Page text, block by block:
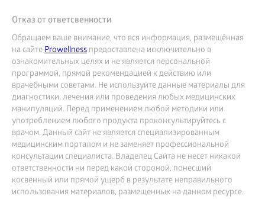
Отказ от ответсвенности
Обращаем ваше внимание, что вся информация, размещённая
на сайтеProwellness предоставлена исключительно в
ознакомительных целях и не является персональной
программой, прямой рекомендацией к действию или
врачебными советами. Не используйте данные материалы для
диагностики, лечения или проведения любых медицинских
манипуляций. Перед применением любой методики или
употреблением любого продукта проконсультируйтесь с
врачом. Данный сайт не является специализированным
медицинским порталом и не заменяет профессиональной
консультации специалиста. Владелец Сайта не несет никакой
ответственности ни перед какой стороной, понесший
косвенный или прямой ущерб в результате неправильного
использования материалов, размещенных на данном ресурсе.